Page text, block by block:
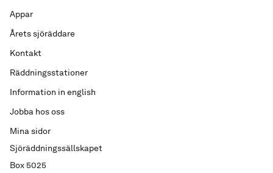
Sjöräddningssällskapet
Box 5025
Appar
Årets sjöräddare
Kontakt
Räddningsstationer
Information in english
Jobba hos oss
Mina sidor